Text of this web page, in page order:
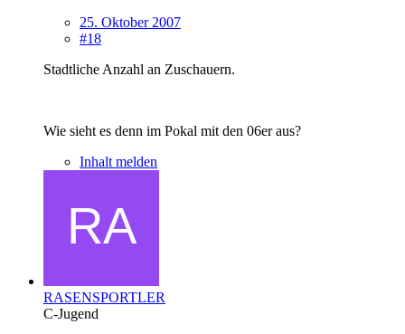
25. Oktober 2007
#18
Stadtliche Anzahl an Zuschauern.
Wie sieht es denn im Pokal mit den 06er aus?
Inhalt melden
RASENSPORTLER
C-Jugend